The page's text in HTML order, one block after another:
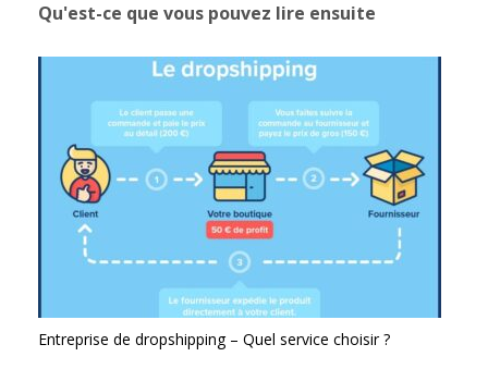
Qu'est-ce que vous pouvez lire ensuite
Entreprise de dropshipping – Quel service choisir ?